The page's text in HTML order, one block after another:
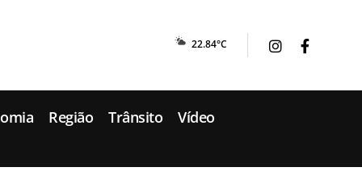
22.84°C
Região Trânsito Vídeo